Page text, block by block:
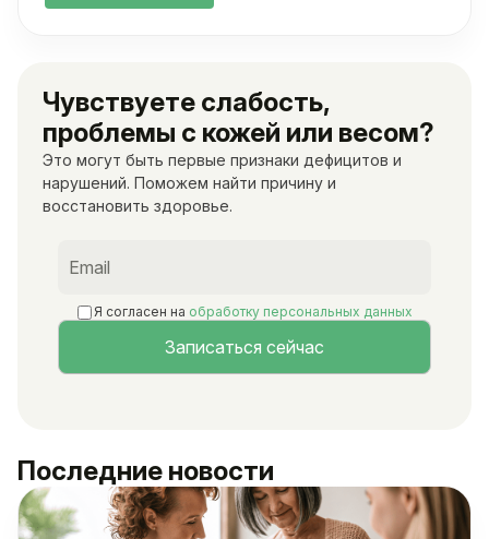
Чувствуете слабость,
проблемы с кожей или весом?
Это могут быть первые признаки дефицитов и
нарушений. Поможем найти причину и
восстановить здоровье.
Я согласен на обработку персональных данных
Последние новости